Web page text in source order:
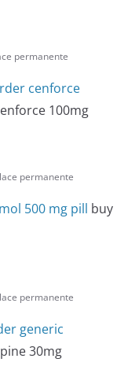
permanente
cenforce
100mg
permanente
500 mg pill buy
permanente
generic
30mg